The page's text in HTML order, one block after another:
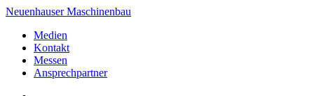
Neuenhauser Maschinenbau
Medien
Kontakt
Messen
Ansprechpartner